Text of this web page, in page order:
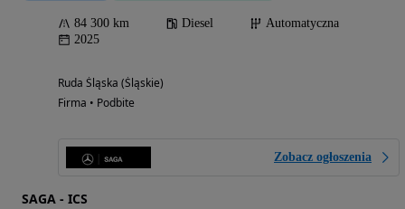
84 300 km Diesel
Automatyczna
2025
Ruda Śląska (Śląskie)
Firma • Podbite
Zobacz ogłoszenia
SAGA - ICS